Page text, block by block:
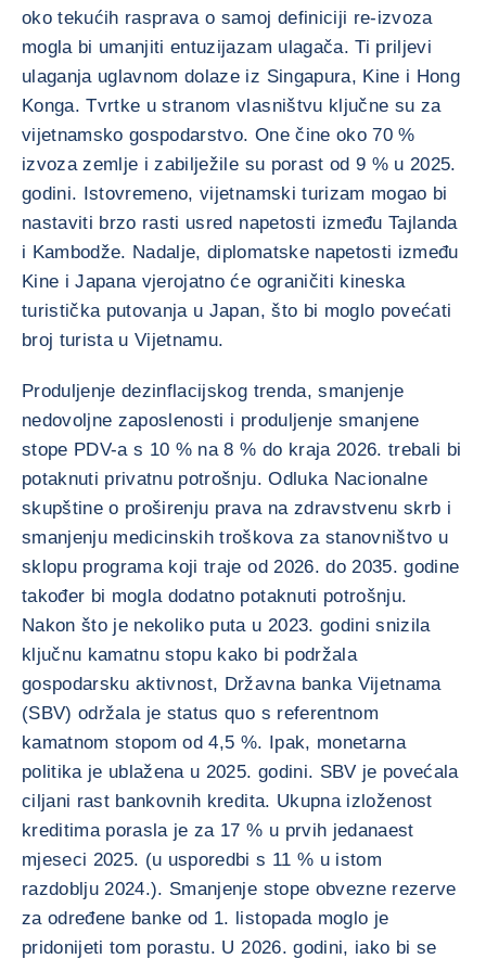
oko tekućih rasprava o samoj definiciji re-izvoza
mogla bi umanjiti entuzijazam ulagača. Ti priljevi
ulaganja uglavnom dolaze iz Singapura, Kine i Hong
Konga. Tvrtke u stranom vlasništvu ključne su za
vijetnamsko gospodarstvo. One čine oko 70 %
izvoza zemlje i zabilježile su porast od 9 % u 2025.
godini. Istovremeno, vijetnamski turizam mogao bi
nastaviti brzo rasti usred napetosti između Tajlanda
i Kambodže. Nadalje, diplomatske napetosti između
Kine i Japana vjerojatno će ograničiti kineska
turistička putovanja u Japan, što bi moglo povećati
broj turista u Vijetnamu.
Produljenje dezinflacijskog trenda, smanjenje
nedovoljne zaposlenosti i produljenje smanjene
stope PDV-a s 10 % na 8 % do kraja 2026. trebali bi
potaknuti privatnu potrošnju. Odluka Nacionalne
skupštine o proširenju prava na zdravstvenu skrb i
smanjenju medicinskih troškova za stanovništvo u
sklopu programa koji traje od 2026. do 2035. godine
također bi mogla dodatno potaknuti potrošnju.
Nakon što je nekoliko puta u 2023. godini snizila
ključnu kamatnu stopu kako bi podržala
gospodarsku aktivnost, Državna banka Vijetnama
(SBV) održala je status quo s referentnom
kamatnom stopom od 4,5 %. Ipak, monetarna
politika je ublažena u 2025. godini. SBV je povećala
ciljani rast bankovnih kredita. Ukupna izloženost
kreditima porasla je za 17 % u prvih jedanaest
mjeseci 2025. (u usporedbi s 11 % u istom
razdoblju 2024.). Smanjenje stope obvezne rezerve
za određene banke od 1. listopada moglo je
pridonijeti tom porastu. U 2026. godini, iako bi se